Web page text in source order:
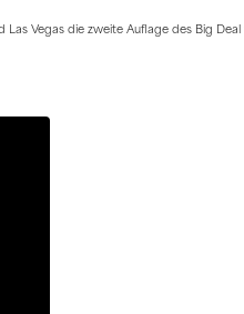
Las Vegas die zweite Auflage des Big